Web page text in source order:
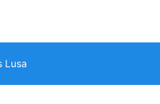
Lusa